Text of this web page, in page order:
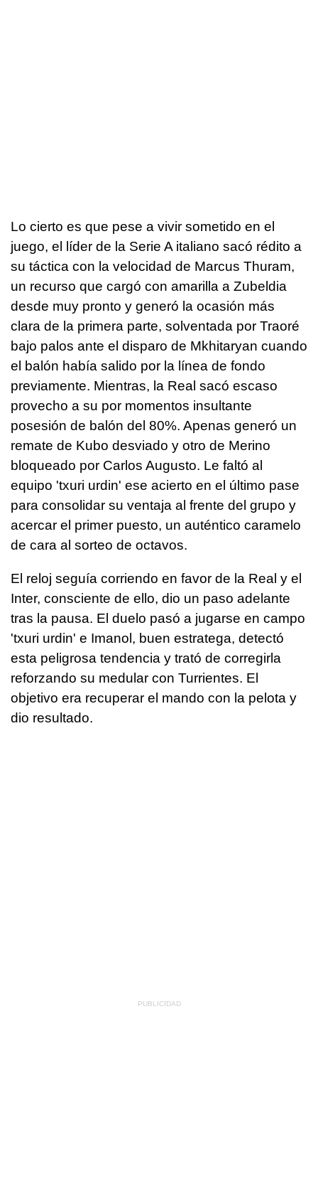
Lo cierto es que pese a vivir sometido en el
juego, el líder de la Serie A italiano sacó rédito a
su táctica con la velocidad de Marcus Thuram,
un recurso que cargó con amarilla a Zubeldia
desde muy pronto y generó la ocasión más
clara de la primera parte, solventada por Traoré
bajo palos ante el disparo de Mkhitaryan cuando
el balón había salido por la línea de fondo
previamente. Mientras, la Real sacó escaso
provecho a su por momentos insultante
posesión de balón del 80%. Apenas generó un
remate de Kubo desviado y otro de Merino
bloqueado por Carlos Augusto. Le faltó al
equipo 'txuri urdin' ese acierto en el último pase
para consolidar su ventaja al frente del grupo y
acercar el primer puesto, un auténtico caramelo
de cara al sorteo de octavos.
El reloj seguía corriendo en favor de la Real y el
Inter, consciente de ello, dio un paso adelante
tras la pausa. El duelo pasó a jugarse en campo
'txuri urdin' e Imanol, buen estratega, detectó
esta peligrosa tendencia y trató de corregirla
reforzando su medular con Turrientes. El
objetivo era recuperar el mando con la pelota y
dio resultado.